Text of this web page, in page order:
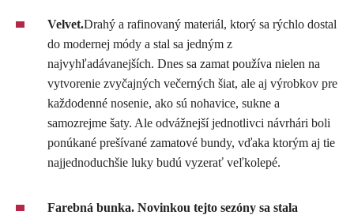
Velvet.Drahý a rafinovaný materiál, ktorý sa rýchlo dostal
do modernej módy a stal sa jedným z
najvyhľadávanejších. Dnes sa zamat používa nielen na
vytvorenie zvyčajných večerných šiat, ale aj výrobkov pre
každodenné nosenie, ako sú nohavice, sukne a
samozrejme šaty. Ale odvážnejší jednotlivci návrhári boli
ponúkané prešívané zamatové bundy, vďaka ktorým aj tie
najjednoduchšie luky budú vyzerať veľkolepé.
Farebná bunka. Novinkou tejto sezóny sa stala